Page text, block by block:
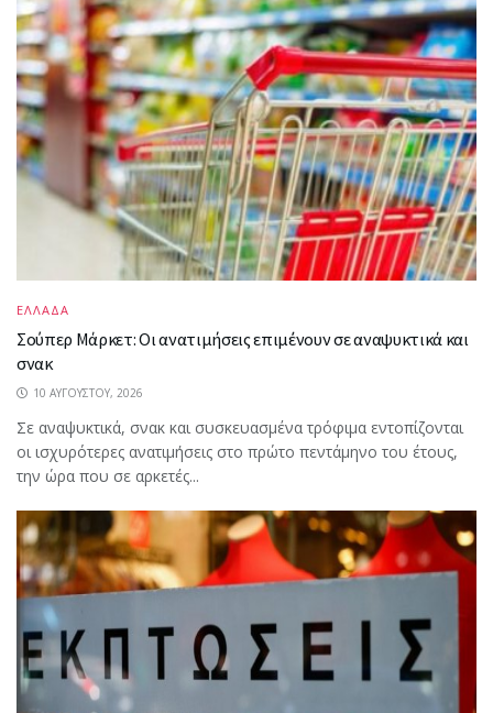
ΕΛΛΑΔΑ
Σούπερ Μάρκετ: Οι ανατιμήσεις επιμένουν σε αναψυκτικά και
σνακ
10 ΑΥΓΟΎΣΤΟΥ, 2026
Σε αναψυκτικά, σνακ και συσκευασμένα τρόφιμα εντοπίζονται
οι ισχυρότερες ανατιμήσεις στο πρώτο πεντάμηνο του έτους,
την ώρα που σε αρκετές...